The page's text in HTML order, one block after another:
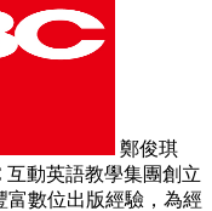
鄭俊琪
動英語教學集團創立
富數位出版經驗，為經